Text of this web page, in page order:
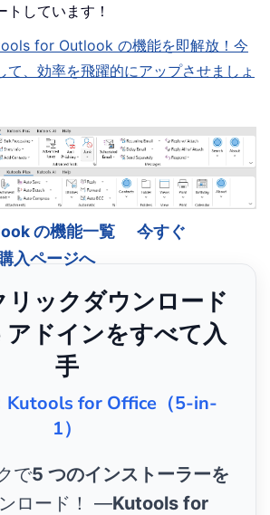
しています！
for Outlook の機能を即解放！今
て、効率を飛躍的にアップさせましょ
の機能一覧
今すぐ
入ページへ
リックダウンロード
ドインをすべて入
手
Kutools for Office（5-in-
1）
で5 つのインストーラーを
ロード！ ―Kutools for